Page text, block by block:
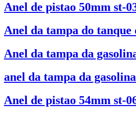
Anel de pistao 50mm st-
Anel da tampa do tanque
Anel da tampa da
anel da tampa da
Anel de pistao 54mm st-